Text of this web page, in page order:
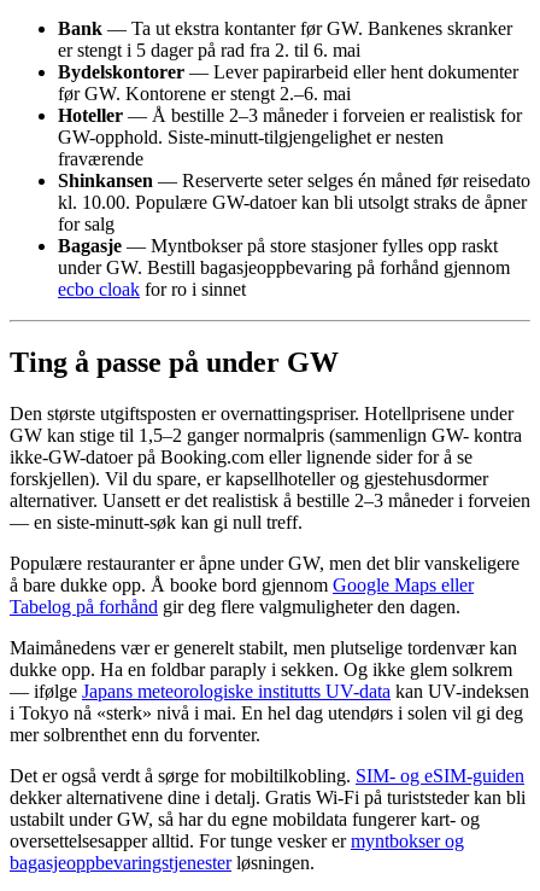
Bank — Ta ut ekstra kontanter før GW. Bankenes skranker
er stengt i 5 dager på rad fra 2. til 6. mai
Bydelskontorer — Lever papirarbeid eller hent dokumenter
før GW. Kontorene er stengt 2.–6. mai
Hoteller — Å bestille 2–3 måneder i forveien er realistisk for
GW-opphold. Siste-minutt-tilgjengelighet er nesten
fraværende
Shinkansen — Reserverte seter selges én måned før reisedato
kl. 10.00. Populære GW-datoer kan bli utsolgt straks de åpner
for salg
Bagasje — Myntbokser på store stasjoner fylles opp raskt
under GW. Bestill bagasjeoppbevaring på forhånd gjennom
ecbo cloak for ro i sinnet
Ting å passe på under GW
Den største utgiftsposten er overnattingspriser. Hotellprisene under
GW kan stige til 1,5–2 ganger normalpris (sammenlign GW- kontra
ikke-GW-datoer på Booking.com eller lignende sider for å se
forskjellen). Vil du spare, er kapsellhoteller og gjestehusdormer
alternativer. Uansett er det realistisk å bestille 2–3 måneder i forveien
— en siste-minutt-søk kan gi null treff.
Populære restauranter er åpne under GW, men det blir vanskeligere
å bare dukke opp. Å booke bord gjennom Google Maps eller
Tabelog på forhånd gir deg flere valgmuligheter den dagen.
Maimånedens vær er generelt stabilt, men plutselige tordenvær kan
dukke opp. Ha en foldbar paraply i sekken. Og ikke glem solkrem
— ifølge Japans meteorologiske institutts UV-data kan UV-indeksen
i Tokyo nå «sterk» nivå i mai. En hel dag utendørs i solen vil gi deg
mer solbrenthet enn du forventer.
Det er også verdt å sørge for mobiltilkobling. SIM- og eSIM-guiden
dekker alternativene dine i detalj. Gratis Wi-Fi på turiststeder kan bli
ustabilt under GW, så har du egne mobildata fungerer kart- og
oversettelsesapper alltid. For tunge vesker ermyntbokser og
bagasjeoppbevaringstjenesterløsningen.